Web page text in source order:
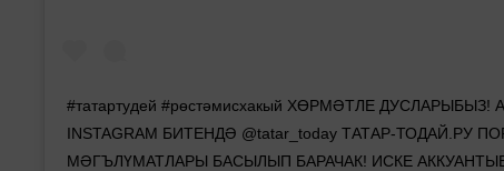
#татартудей #рөстәмисхакый ХӨРМӘТЛЕ ДУСЛАРЫБЫЗ!
INSTAGRAM БИТЕНДӘ @tatar_today ТАТАР-ТОДАЙ.РУ
МӘГЪЛҮМАТЛАРЫ БАСЫЛЫП БАРАЧАК! ИСКЕ